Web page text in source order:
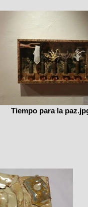
Tiempo para la paz.jpg